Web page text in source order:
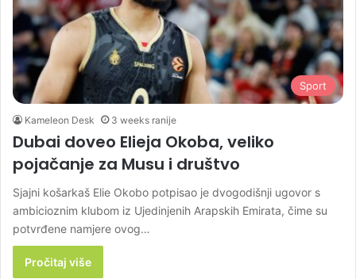
Sport
Kameleon Desk 3 weeks ranije
Dubai doveo Elieja Okoba, veliko
pojačanje za Musu i društvo
Sjajni košarkaš Elie Okobo potpisao je dvogodišnji ugovor s
ambicioznim klubom iz Ujedinjenih Arapskih Emirata, čime su
potvrđene namjere ovog…
Pročitaj više